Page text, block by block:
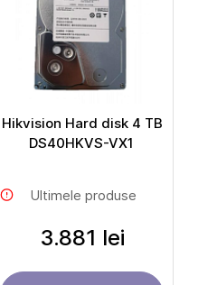
Hikvision Hard disk 4 TB
DS40HKVS-VX1
Ultimele produse
3.881 lei